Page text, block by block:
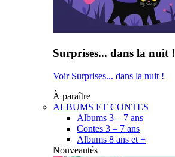
Surprises... dans la nuit !
Voir Surprises... dans la nuit !
À paraître
ALBUMS ET CONTES
Albums 3 – 7 ans
Contes 3 – 7 ans
Albums 8 ans et +
Nouveautés